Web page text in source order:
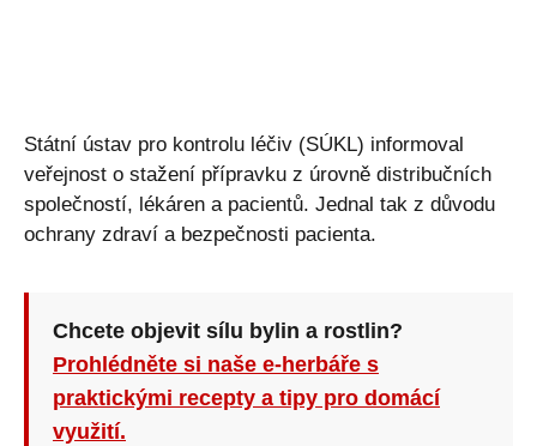
Státní ústav pro kontrolu léčiv (SÚKL) informoval
veřejnost o stažení přípravku z úrovně distribučních
společností, lékáren a pacientů. Jednal tak z důvodu
ochrany zdraví a bezpečnosti pacienta.
Chcete objevit sílu bylin a rostlin?
Prohlédněte si naše e-herbáře s
praktickými recepty a tipy pro domácí
využití.